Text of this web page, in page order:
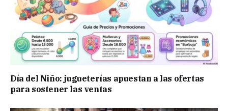
Día del Niño: jugueterías apuestan a las ofertas
para sostener las ventas